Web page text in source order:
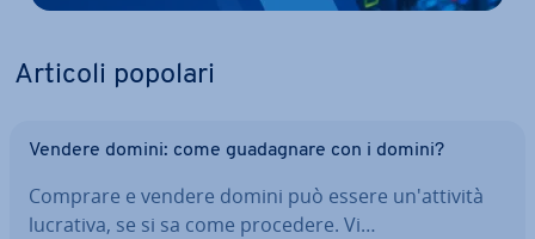
Articoli popolari
Vendere domini: come gua­da­gna­re con i domini?
Comprare e vendere domini può essere un'at­ti­vi­tà
lucrativa, se si sa come procedere. Vi…